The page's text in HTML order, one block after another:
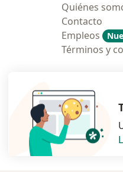
Quiénes
Contacto
Empleos
Términos y